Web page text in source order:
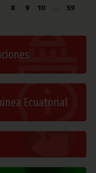
8 9 10
59
Ecuatorial